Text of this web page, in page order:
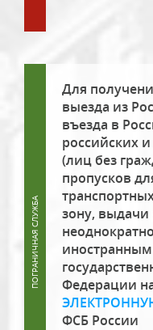
Для
выезда из
въезда в
российских
(лиц без
пропусков
зону,
Федерации
ФСБ России